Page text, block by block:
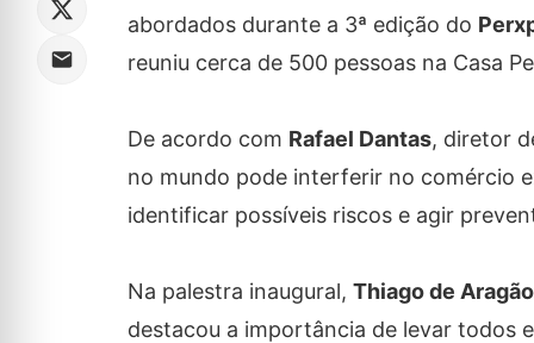
abordados durante a 3ª edição do
reuniu cerca de 500 pessoas na Casa
De acordo com Rafael Dantas, diretor
no mundo pode interferir no comércio
identificar possíveis riscos e agir
Na palestra inaugural, Thiago de Aragão
destacou a importância de levar todos